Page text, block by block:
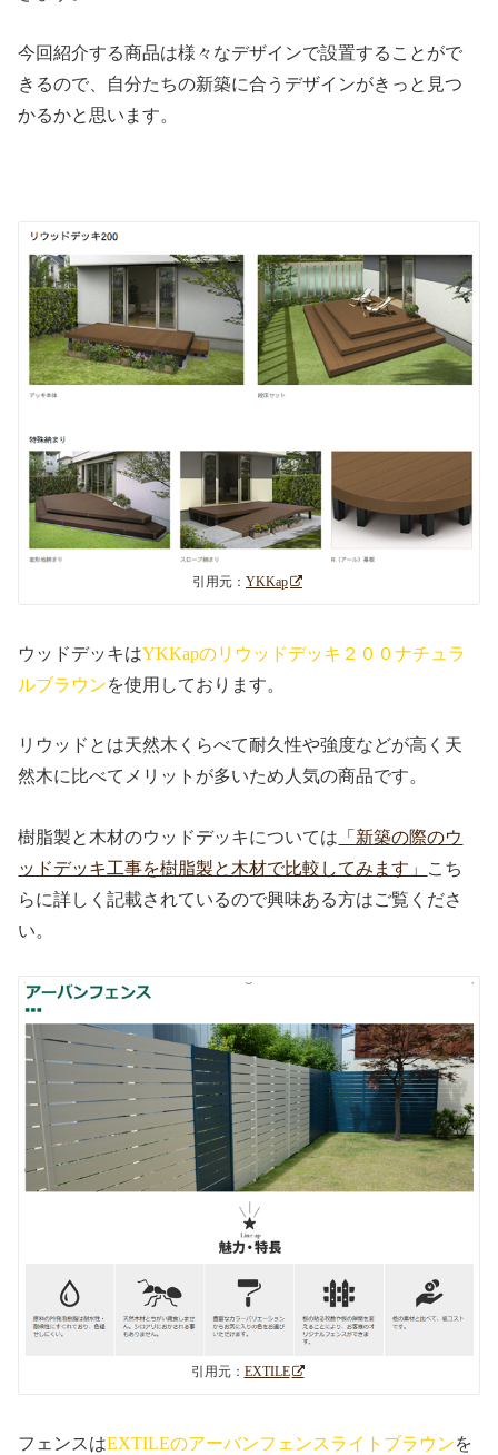
今回紹介する商品は様々なデザインで設置することがで
きるので、自分たちの新築に合うデザインがきっと見つ
かるかと思います。
引用元： YKKap
ウッドデッキはYKKapのリウッドデッキ２００ナチュラ
ルブラウンを使用しております。
リウッドとは天然木くらべて耐久性や強度などが高く天
然木に比べてメリットが多いため人気の商品です。
樹脂製と木材のウッドデッキについては 「新築の際のウ
ッドデッキ工事を樹脂製と木材で比較してみます」 こち
らに詳しく記載されているので興味ある方はご覧くださ
い。
引用元： EXTILE
フェンスはEXTILEのアーバンフェンスライトブラウンを